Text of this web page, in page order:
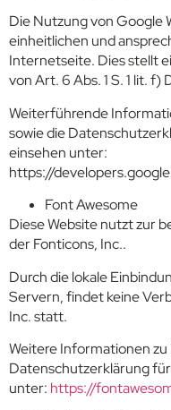
Die Nutzung von Google
einheitlichen und
Internetseite. Dies stellt
von Art. 6 Abs. 1 S. 1 lit. f)
Weiterführende
sowie die
einsehen unter:
https://
Font Awesome
Diese Website nutzt zur
der Fonticons, Inc..
Durch die lokale
Servern, findet keine
Inc. statt.
Weitere Informationen
Datenschutzerklärung
unter: https://